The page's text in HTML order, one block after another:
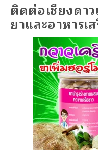
ติดต่อเชียงดา
ยาและอาหารเ